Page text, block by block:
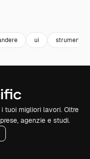
ui strumenti
tuoi migliori lavori. Oltre
agenzie e studi.